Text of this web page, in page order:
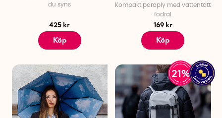
du syns
425 kr
Köp
Kompakt paraply med vattentätt
fodral
169 kr
Köp
21%